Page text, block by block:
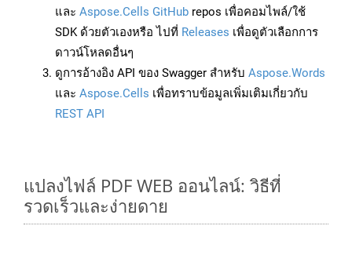
และ Aspose.Cells GitHub repos เพื่อคอมไพล์/ใช้
SDK ด้วยตัวเองหรือ ไปที่ Releases เพื่อดูตัวเลือกการ
ดาวน์โหลดอื่นๆ
ดูการอ้างอิง API ของ Swagger สำหรับ Aspose.Words
และ Aspose.Cells เพื่อทราบข้อมูลเพิ่มเติมเกี่ยวกับ
REST API
แปลงไฟล์ PDF WEB ออนไลน์: วิธีที่
รวดเร็วและง่ายดาย